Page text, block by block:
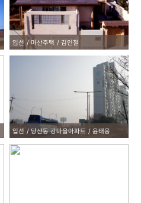
입선 마산주택 김인철
입선 당산동 강마을아파트 윤태웅